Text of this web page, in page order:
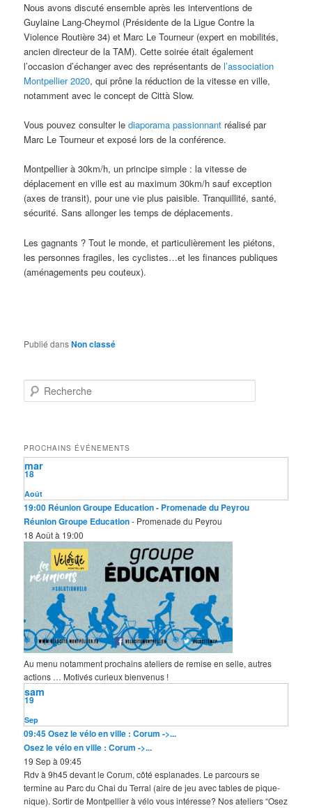
Nous avons discuté ensemble après les interventions de
Guylaine Lang-Cheymol (Présidente de la Ligue Contre la
Violence Routière 34) et Marc Le Tourneur (expert en mobilités,
ancien directeur de la TAM). Cette soirée était également
l’occasion d’échanger avec des représentants del’association
Montpellier 2020, qui prône la réduction de la vitesse en ville,
notamment avec le concept de Città Slow.
Vous pouvez consulter lediaporama passionnant réalisé par
Marc Le Tourneur et exposé lors de la conférence.
Montpellier à 30km/h, un principe simple : la vitesse de
déplacement en ville est au maximum 30km/h sauf exception
(axes de transit), pour une vie plus paisible. Tranquillité, santé,
sécurité. Sans allonger les temps de déplacements.
Les gagnants ? Tout le monde, et particulièrement les piétons,
les personnes fragiles, les cyclistes…et les finances publiques
(aménagements peu couteux).
Publié dansNon classé
e
r
c
h
e
PROCHAINS ÉVÉNEMENTS
Août
18
mar
19:00 Réunion Groupe Education- Promenade du Peyrou
Réunion Groupe Education- Promenade du Peyrou
18 Août à 19:00
Au menu notamment prochains ateliers de remise en selle, autres
actions … Motivés curieux bienvenus !
Sep
19
sam
09:45Osez le vélo en ville : Corum ->...
Osez le vélo en ville : Corum ->...
19 Sep à 09:45
Rdv à 9h45 devant le Corum, côté esplanades. Le parcours se
termine au Parc du Chai du Terral (aire de jeu avec tables de pique-
nique). Sortir de Montpellier à vélo vous intéresse? Nos ateliers “Osez